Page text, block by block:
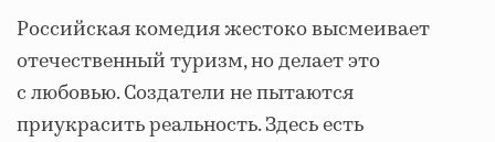
Российская комедия жестоко высмеивает
отечественный туризм, но делает это
с любовью. Создатели не пытаются
приукрасить реальность. Здесь есть